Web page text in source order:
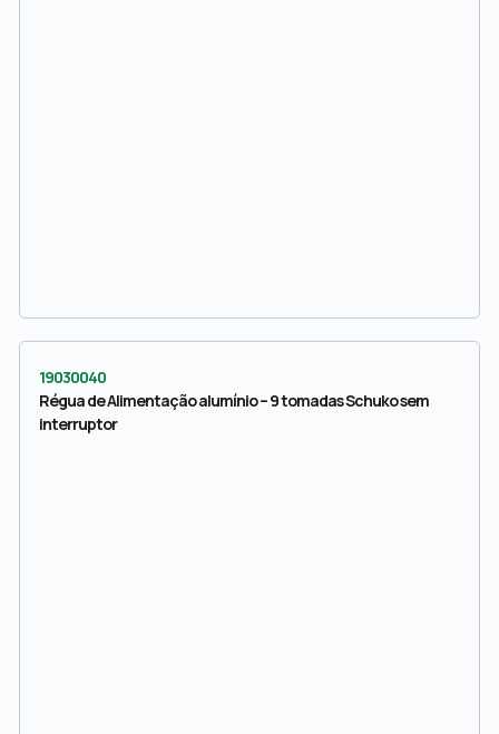
19030040
Régua de Alimentação alumínio – 9 tomadas Schuko sem
interruptor